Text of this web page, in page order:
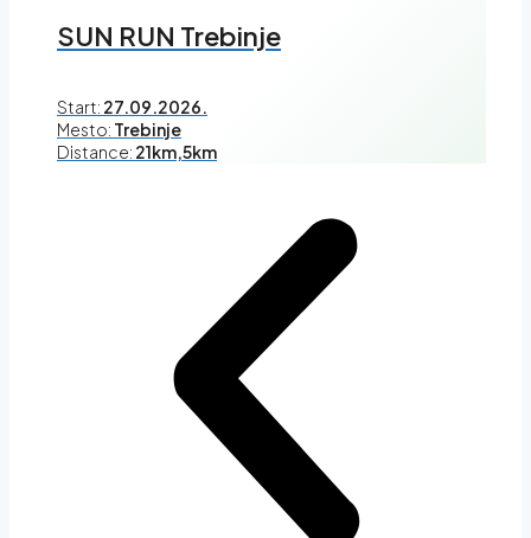
SUN RUN Trebinje
Start: 27.09.2026.
Mesto: Trebinje
Distance: 21km,5km